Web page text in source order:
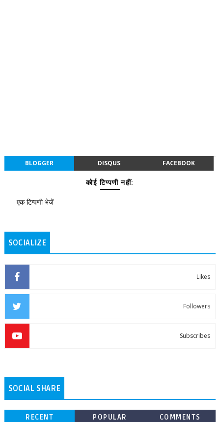
BLOGGER DISQUS FACEBOOK
कोई टिप्पणी नहीं:
एक टिप्पणी भेजें
SOCIALIZE
Likes
Followers
Subscribes
SOCIAL SHARE
RECENT POPULAR COMMENTS